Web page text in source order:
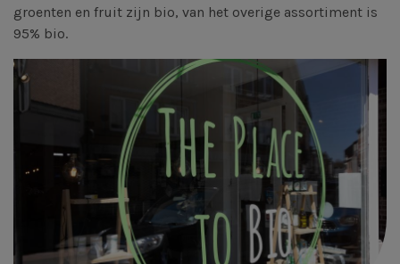
groenten en fruit zijn bio, van het overige assortiment is
95% bio.
Afbeelding